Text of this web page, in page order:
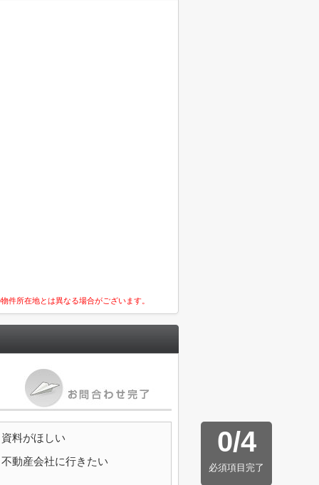
件所在地とは異なる場合がございます。
0/4
必須項目完了
資料がほしい
不動産会社に行きたい